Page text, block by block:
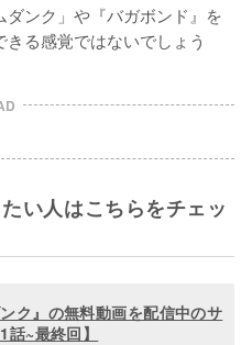
ンク」や『バガボンド』を
る感覚ではないでしょう
い人はこちらをチェッ
ク』の無料動画を配信中のサ
~最終回】